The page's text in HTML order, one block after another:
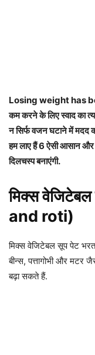
Losing weight has
कम करने के लिए स्वाद का
न सिर्फ वजन घटाने में मदद
हम लाए हैं 6 ऐसी आसान और
दिलचस्प बनाएंगी.
मिक्स
and roti)
मिक्स वेजिटेबल सूप पेट
बीन्स, पत्तागोभी और मटर
बढ़ा सकते हैं.